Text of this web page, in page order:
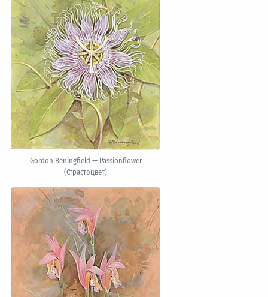
Gordon Beningfield — Passionflower
(Страстоцвет)